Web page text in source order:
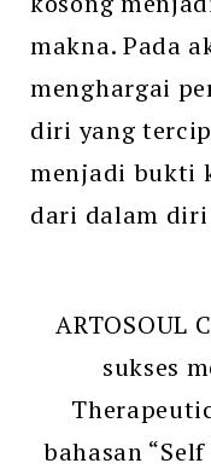
makna. Pada
menghargai
diri yang
menjadi bukti
dari dalam
ARTOSOUL
sukses
bahasan